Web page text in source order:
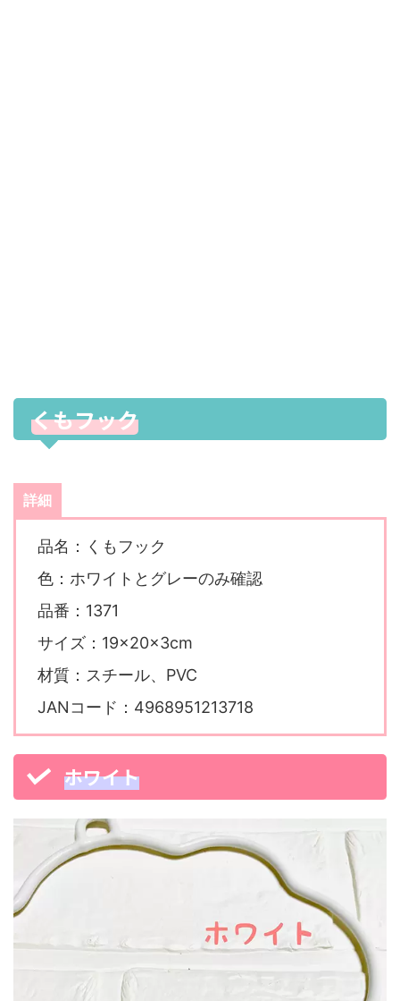
くもフック
詳細
品名：くもフック
色：ホワイトとグレーのみ確認
品番：1371
サイズ：19×20×3cm
材質：スチール、PVC
JANコード：4968951213718
ホワイト